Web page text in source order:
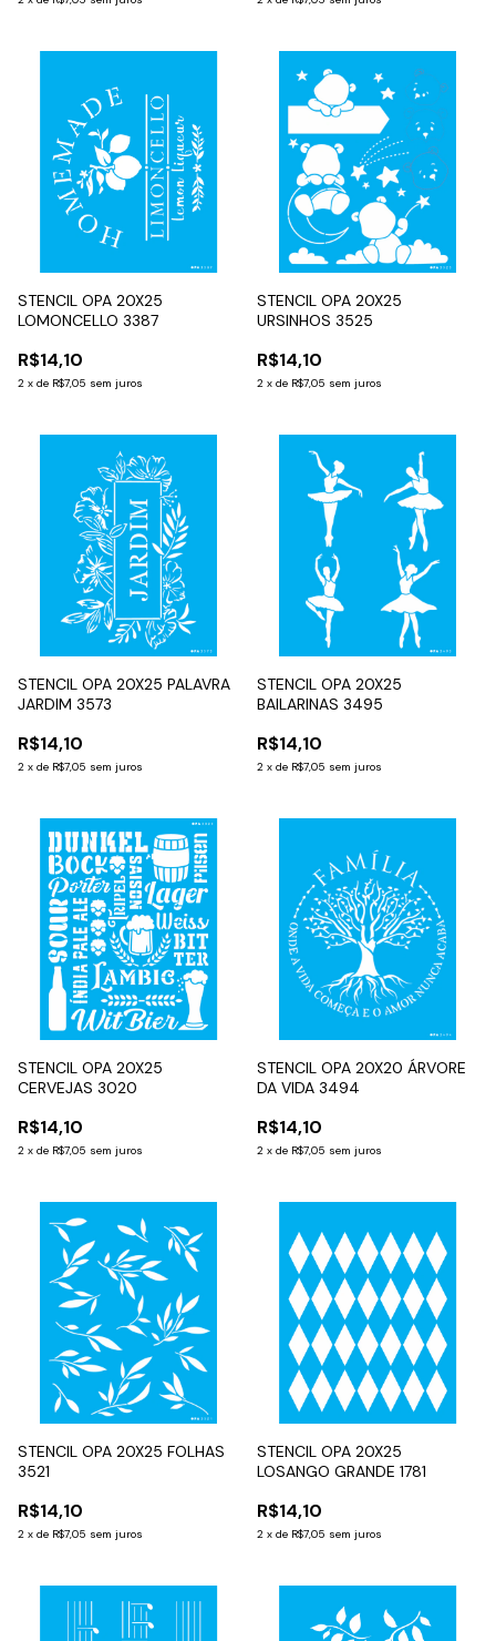
STENCIL OPA 20X25
LOMONCELLO 3387
R$14,10
2 x de R$7,05 sem juros
STENCIL OPA 20X25
URSINHOS 3525
R$14,10
2 x de R$7,05 sem juros
STENCIL OPA 20X25 PALAVRA
JARDIM 3573
R$14,10
2 x de R$7,05 sem juros
STENCIL OPA 20X25
BAILARINAS 3495
R$14,10
2 x de R$7,05 sem juros
STENCIL OPA 20X25
CERVEJAS 3020
R$14,10
2 x de R$7,05 sem juros
STENCIL OPA 20X20 ÁRVORE
DA VIDA 3494
R$14,10
2 x de R$7,05 sem juros
STENCIL OPA 20X25 FOLHAS
3521
R$14,10
2 x de R$7,05 sem juros
STENCIL OPA 20X25
LOSANGO GRANDE 1781
R$14,10
2 x de R$7,05 sem juros